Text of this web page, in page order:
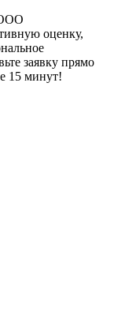
ООО
оценку,
заявку прямо
15 минут!